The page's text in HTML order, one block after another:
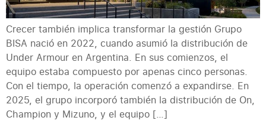
Crecer también implica transformar la gestión Grupo
BISA nació en 2022, cuando asumió la distribución de
Under Armour en Argentina. En sus comienzos, el
equipo estaba compuesto por apenas cinco personas.
Con el tiempo, la operación comenzó a expandirse. En
2025, el grupo incorporó también la distribución de On,
Champion y Mizuno, y el equipo […]